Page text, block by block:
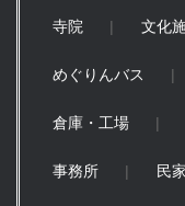
寺院 文化
めぐりんバス
倉庫・工場
事務所 民家